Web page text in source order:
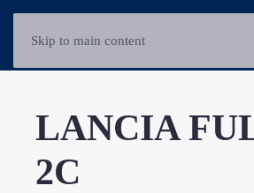
Skip to main content
LANCIA
2C